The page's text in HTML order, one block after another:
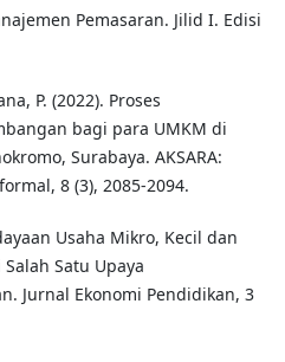
Pemasaran. Jilid I. Edisi
P. (2022). Proses
bagi para UMKM di
Surabaya. AKSARA:
8 (3), 2085-2094.
Usaha Mikro, Kecil dan
Satu Upaya
Jurnal Ekonomi Pendidikan, 3